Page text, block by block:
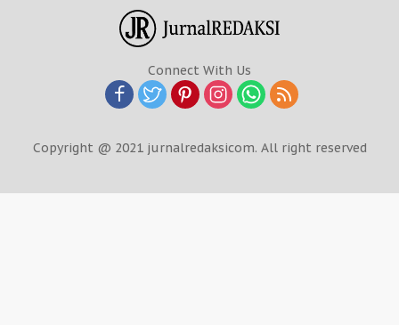
Connect With Us
Copyright @ 2021 jurnalredaksicom. All right reserved